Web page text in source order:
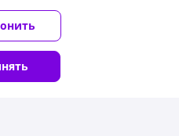
условия доставки в ваш